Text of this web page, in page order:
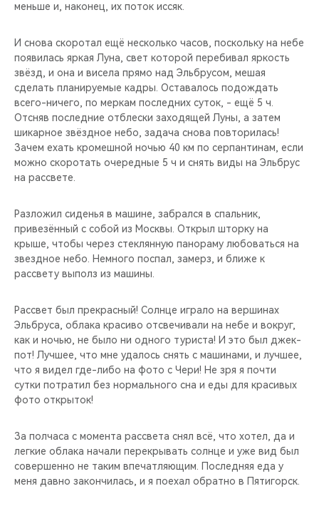
меньше и, наконец, их поток иссяк.
И снова скоротал ещё несколько часов, поскольку на небе
появилась яркая Луна, свет которой перебивал яркость
звёзд, и она и висела прямо над Эльбрусом, мешая
сделать планируемые кадры. Оставалось подождать
всего-ничего, по меркам последних суток, - ещё 5 ч.
Отсняв последние отблески заходящей Луны, а затем
шикарное звёздное небо, задача снова повторилась!
Зачем ехать кромешной ночью 40 км по серпантинам, если
можно скоротать очередные 5 ч и снять виды на Эльбрус
на рассвете.
Разложил сиденья в машине, забрался в спальник,
привезённый с собой из Москвы. Открыл шторку на
крыше, чтобы через стеклянную панораму любоваться на
звездное небо. Немного поспал, замерз, и ближе к
рассвету выполз из машины.
Рассвет был прекрасный! Солнце играло на вершинах
Эльбруса, облака красиво отсвечивали на небе и вокруг,
как и ночью, не было ни одного туриста! И это был джек-
пот! Лучшее, что мне удалось снять с машинами, и лучшее,
что я видел где-либо на фото с Чери! Не зря я почти
сутки потратил без нормального сна и еды для красивых
фото открыток!
За полчаса с момента рассвета снял всё, что хотел, да и
легкие облака начали перекрывать солнце и уже вид был
совершенно не таким впечатляющим. Последняя еда у
меня давно закончилась, и я поехал обратно в Пятигорск.